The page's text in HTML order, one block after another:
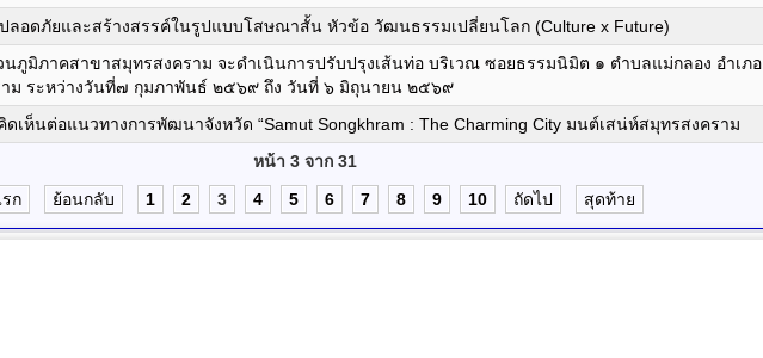
ลอดภัยและสร้างสรรค์ในรูปแบบโสษณาสั้น หัวข้อ วัฒนธรรมเปลี่ยนโลก (Culture x Future)
นภูมิภาคสาขาสมุทรสงคราม จะดำเนินการปรับปรุงเส้นท่อ บริเวณ ซอยธรรมนิมิต ๑ ตำบลแม่กลอง อำเภอ
าม ระหว่างวันที่๗ กุมภาพันธ์ ๒๕๖๙ ถึง วันที่ ๖ มิถุนายน ๒๕๖๙
เห็นต่อแนวทางการพัฒนาจังหวัด “Samut Songkhram : The Charming City มนต์เสน่ห์สมุทรสงคราม
หน้า 3 จาก 31
ก
ย้อนกลับ 1 2 3 4 5 6 7 8 9 10 ถัดไป สุดท้าย